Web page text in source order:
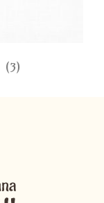
(3)